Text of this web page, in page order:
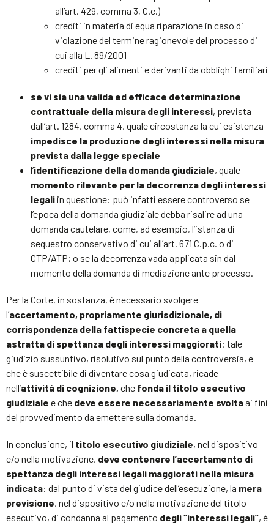
all’art. 429, comma 3, C.c.)
crediti in materia di equa riparazione in caso di
violazione del termine ragionevole del processo di
cui alla L. 89/2001
crediti per gli alimenti e derivanti da obblighi familiari
se vi sia una valida ed efficace determinazione
contrattuale della misura degli interessi, prevista
dall’art. 1284, comma 4, quale circostanza la cui esistenza
impedisce la produzione degli interessi nella misura
prevista dalla legge speciale
l’identificazione della domanda giudiziale, quale
momento rilevante per la decorrenza degli interessi
legali in questione: può infatti essere controverso se
l’epoca della domanda giudiziale debba risalire ad una
domanda cautelare, come, ad esempio, l’istanza di
sequestro conservativo di cui all’art. 671 C.p.c. o di
CTP/ATP; o se la decorrenza vada applicata sin dal
momento della domanda di mediazione ante processo.
Per la Corte, in sostanza, è necessario svolgere
l’accertamento, propriamente giurisdizionale, di
corrispondenza della fattispecie concreta a quella
astratta di spettanza degli interessi maggiorati: tale
giudizio sussuntivo, risolutivo sul punto della controversia, e
che è suscettibile di diventare cosa giudicata, ricade
nell’attività di cognizione, che fonda il titolo esecutivo
giudiziale e che deve essere necessariamente svoltaai fini
del provvedimento da emettere sulla domanda.
In conclusione, il titolo esecutivo giudiziale, nel dispositivo
e/o nella motivazione, deve contenere l’accertamento di
spettanza degli interessi legali maggiorati nella misura
indicata: dal punto di vista del giudice dell’esecuzione, la mera
previsione, nel dispositivo e/o nella motivazione del titolo
esecutivo, di condanna al pagamento degli “interessi legali”, è